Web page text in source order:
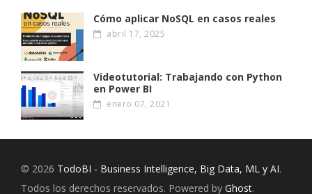
Cómo aplicar NoSQL en casos reales
abril 17, 2025
Videotutorial: Trabajando con Python
en Power BI
enero 07, 2021
© 2026 TodoBI - Business Intelligence, Big Data, ML y AI.
Todos los derechos reservados. Powered by Ghost.